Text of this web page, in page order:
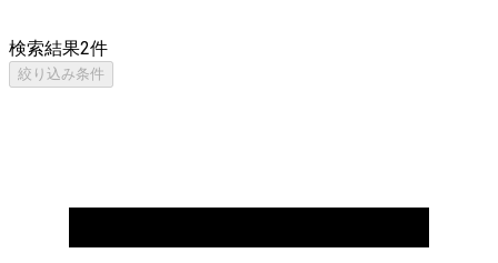
検索結果2件
絞り込み条件